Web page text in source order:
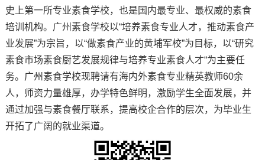
史上第一所专业素食学校，也是国内最专业、最权威的素食
培训机构。广州素食学校以“培养素食专业人才，推动素食产
业发展”为宗旨，以“做素食产业的黄埔军校”为目标，以“研究
素食市场素食厨艺发展规律与培养专业素食人才“为主要任
务。广州素食学校现聘请有海内外素食专业精英教师60余
人，师资力量雄厚，办学特色鲜明，激励学生全面发展，并
通过加强与素食餐厅联系，提高校企合作的层次，为毕业生
开拓了广阔的就业渠道。